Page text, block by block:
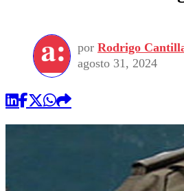
por Rodrigo
agosto 31, 2024